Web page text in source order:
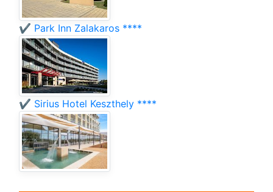
✔️ Park Inn Zalakaros ****
✔️ Sirius Hotel Keszthely ****